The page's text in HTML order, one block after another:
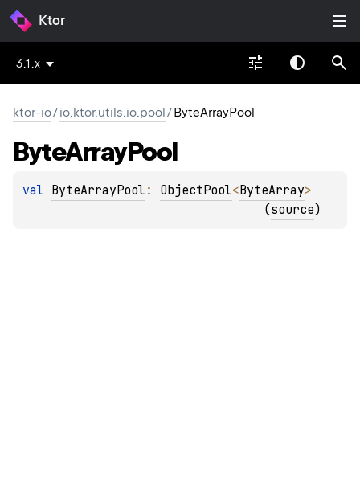
Ktor
3.1.x
ktor-io/io.ktor.utils.io.pool/ByteArrayPool
ByteArrayPool
val ByteArrayPool : ObjectPool<ByteArray>
(source)